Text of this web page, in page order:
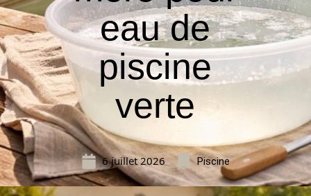
eau de
piscine
verte
6 juillet 2026 Piscine